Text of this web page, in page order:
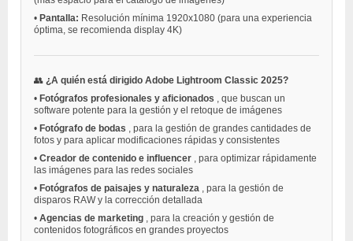
• Pantalla: Resolución mínima 1920x1080 (para una experiencia
óptima, se recomienda display 4K)
👥 ¿A quién está dirigido Adobe Lightroom Classic 2025?
• Fotógrafos profesionales y aficionados
, que buscan un
software potente para la gestión y el retoque de imágenes
• Fotógrafo de bodas
, para la gestión de grandes cantidades de
fotos y para aplicar modificaciones rápidas y consistentes
• Creador de contenido e influencer
, para optimizar rápidamente
las imágenes para las redes sociales
• Fotógrafos de paisajes y naturaleza
, para la gestión de
disparos RAW y la corrección detallada
• Agencias de marketing
, para la creación y gestión de
contenidos fotográficos en grandes proyectos